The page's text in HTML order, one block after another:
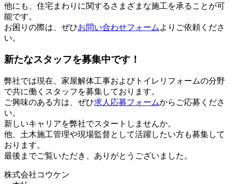
他にも、住宅まわりに関するさまざまな施工を承ることが可
能です。
お困りの際は、ぜひお問い合わせフォーム よりご依頼くださ
い。
新たなスタッフを募集中です！
弊社では現在、家屋解体工事およびトイレリフォームの分野
で共に働くスタッフを募集しております。
ご興味のある方は、ぜひ求人応募フォームからご応募くださ
い。
新しいキャリアを弊社でスタートしませんか。
他、土木施工管理や現場監督として活躍したい方も募集して
おります。
最後までご覧いただき、ありがとうございました。
株式会社コウケン